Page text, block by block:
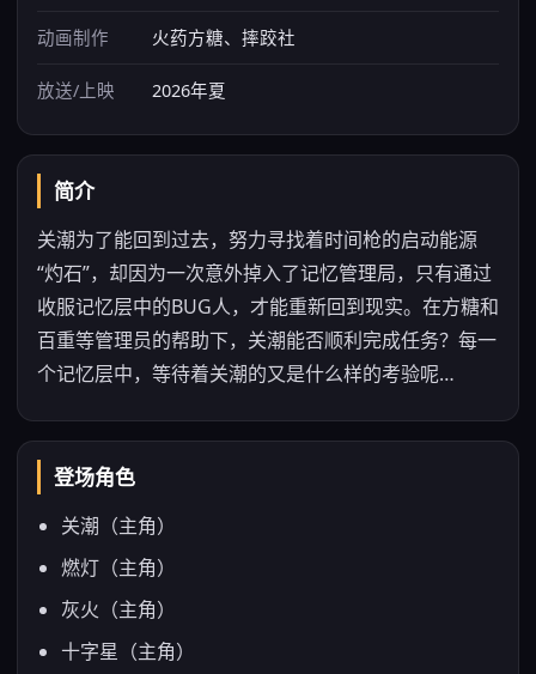
动画制作 火药方糖、摔跤社
放送/上映 2026年夏
简介
关潮为了能回到过去，努力寻找着时间枪的启动能源
“灼石”，却因为一次意外掉入了记忆管理局，只有通过
收服记忆层中的BUG人，才能重新回到现实。在方糖和
百重等管理员的帮助下，关潮能否顺利完成任务？每一
个记忆层中，等待着关潮的又是什么样的考验呢…
登场角色
关潮（主角）
燃灯（主角）
灰火（主角）
十字星（主角）